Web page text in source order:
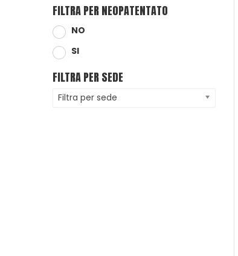
FILTRA PER NEOPATENTATO
NO
SI
FILTRA PER SEDE
Filtra per sede